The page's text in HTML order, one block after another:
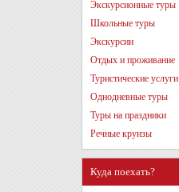
Экскурсионные туры
Школьные туры
Экскурсии
Отдых и проживание
Туристические услуги
Однодневные туры
Туры на праздники
Речные круизы
Куда поехать?